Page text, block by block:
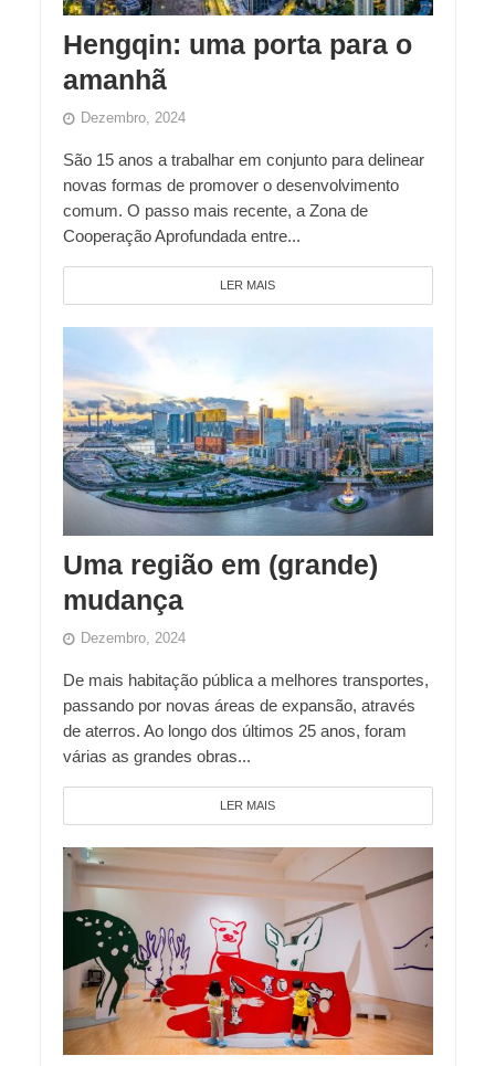
Hengqin: uma porta para o
amanhã
Dezembro, 2024
São 15 anos a trabalhar em conjunto para delinear
novas formas de promover o desenvolvimento
comum. O passo mais recente, a Zona de
Cooperação Aprofundada entre...
LER MAIS
Uma região em (grande)
mudança
Dezembro, 2024
De mais habitação pública a melhores transportes,
passando por novas áreas de expansão, através
de aterros. Ao longo dos últimos 25 anos, foram
várias as grandes obras...
LER MAIS